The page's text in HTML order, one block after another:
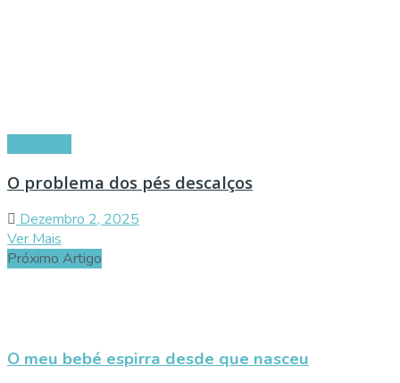
O problema dos pés descalços
Dezembro 2, 2025
Ver Mais
Próximo Artigo
O meu bebé espirra desde que nasceu